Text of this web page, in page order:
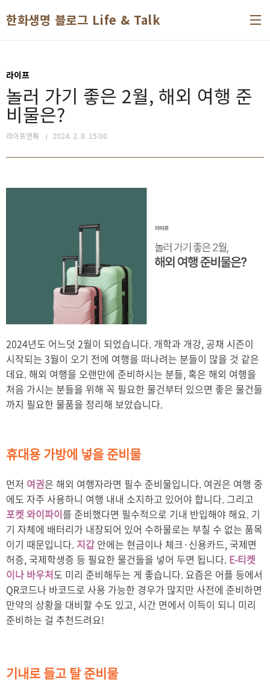
한화생명 블로그 Life & Talk
라이프
놀러 가기 좋은 2월, 해외 여행 준
비물은?
라이프앤톡 2024. 2. 8. 15:00
2024년도 어느덧 2월이 되었습니다. 개학과 개강, 공채 시즌이
시작되는 3월이 오기 전에 여행을 떠나려는 분들이 많을 것 같은
데요. 해외 여행을 오랜만에 준비하시는 분들, 혹은 해외 여행을
처음 가시는 분들을 위해 꼭 필요한 물건부터 있으면 좋은 물건들
까지 필요한 물품을 정리해 보았습니다.
휴대용 가방에 넣을 준비물
먼저 여권은 해외 여행자라면 필수 준비물입니다. 여권은 여행 중
에도 자주 사용하니 여행 내내 소지하고 있어야 합니다. 그리고
포켓 와이파이를 준비했다면 필수적으로 기내 반입해야 해요. 기
기 자체에 배터리가 내장되어 있어 수하물로는 부칠 수 없는 품목
이기 때문입니다. 지갑 안에는 현금이나 체크·신용카드, 국제면
허증, 국제학생증 등 필요한 물건들을 넣어 두면 됩니다. E-티켓
이나 바우처도 미리 준비해두는 게 좋습니다. 요즘은 어플 등에서
QR코드나 바코드로 사용 가능한 경우가 많지만 사전에 준비하면
만약의 상황을 대비할 수도 있고, 시간 면에서 이득이 되니 미리
준비하는 걸 추천드려요!
기내로 들고 탈 준비물